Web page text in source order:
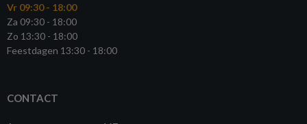
Vr 09:30 - 18:00
Za 09:30 - 18:00
Zo 13:30 - 18:00
Feestdagen 13:30 - 18:00
CONTACT